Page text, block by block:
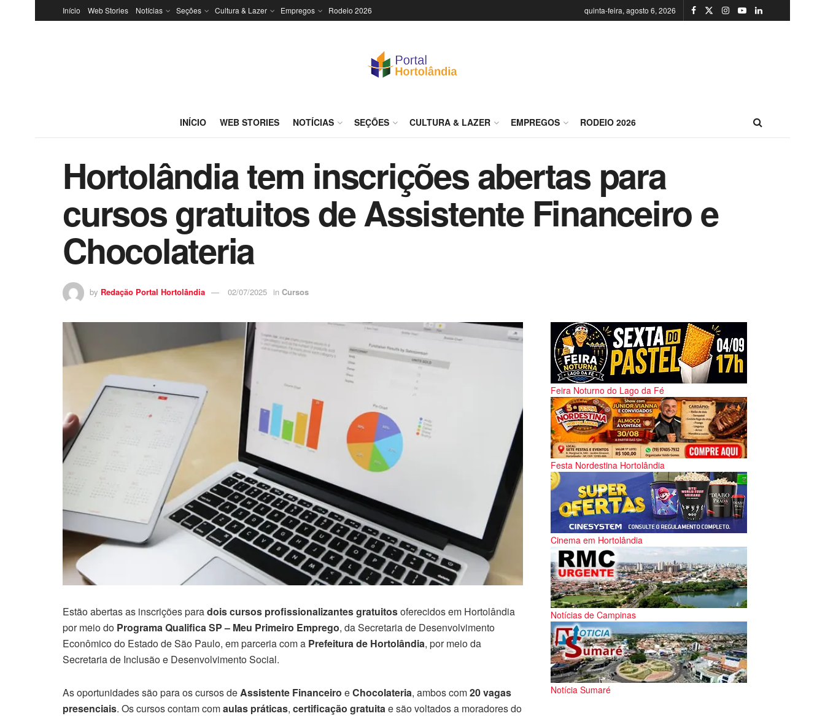
Início Web Stories Notícias Seções Cultura & Lazer Empregos Rodeio 2026 quinta-feira, agosto 6, 2026
INÍCIO WEB STORIES NOTÍCIAS SEÇÕES CULTURA & LAZER EMPREGOS RODEIO 2026
Hortolândia tem inscrições abertas para
cursos gratuitos de Assistente Financeiro e
Chocolateria
by Redação Portal Hortolândia 02/07/2025 in Cursos
Estão abertas as inscrições paradois cursos profissionalizantes gratuitosoferecidos em Hortolândia
por meio do Programa Qualifica SP – Meu Primeiro Emprego, da Secretaria de Desenvolvimento
Econômico do Estado de São Paulo, em parceria com a Prefeitura de Hortolândia, por meio da
Secretaria de Inclusão e Desenvolvimento Social.
As oportunidades são para os cursos deAssistente Financeiro eChocolateria, ambos com20 vagas
presenciais. Os cursos contam comaulas práticas, certificação gratuitae são voltados a moradores do
Feira Noturno do Lago da Fé
Festa Nordestina Hortolândia
Cinema em Hortolândia
Notícias de Campinas
Notícia Sumaré